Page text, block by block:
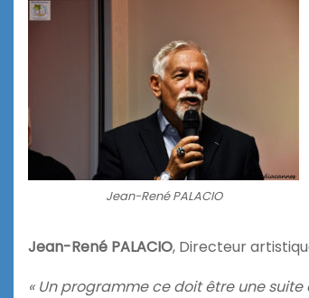
Jean-René PALACIO
Jean-René PALACIO, Directeur
« Un programme ce doit être une suite